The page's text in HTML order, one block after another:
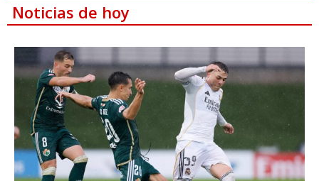
Noticias de hoy